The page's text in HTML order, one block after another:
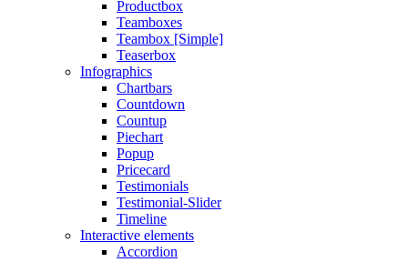
Productbox
Teamboxes
Teambox [Simple]
Teaserbox
Infographics
Chartbars
Countdown
Countup
Piechart
Popup
Pricecard
Testimonials
Testimonial-Slider
Timeline
Interactive elements
Accordion